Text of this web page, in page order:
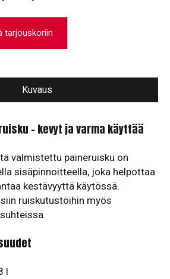
tarjouskoriin
Kuvaus
– kevyt ja varma käyttää
valmistettu paineruisku on
sisäpinnoitteella, joka helpottaa
kestävyyttä käytössä.
ruiskutustöihin myös
l